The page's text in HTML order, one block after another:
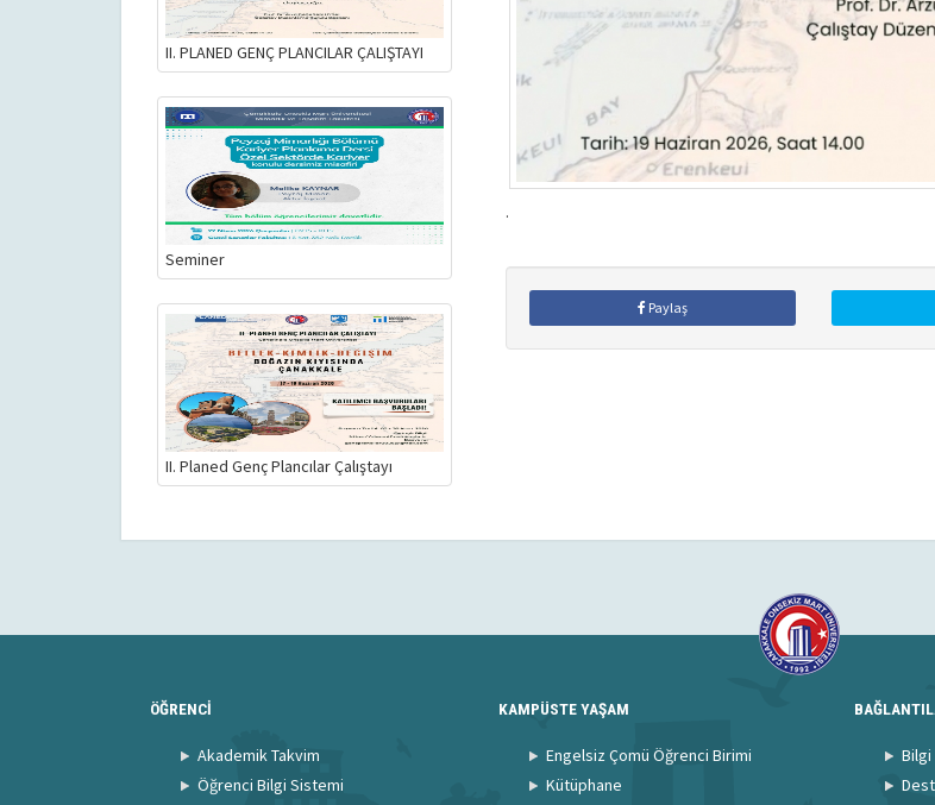
II. PLANED GENÇ PLANCILAR ÇALIŞTAYI
Seminer
II. Planed Genç Plancılar Çalıştayı
.
Paylaş
ÖĞRENCİ
Akademik Takvim
Öğrenci Bilgi Sistemi
KAMPÜSTE YAŞAM
Engelsiz Çomü Öğrenci Birimi
Kütüphane
Bilgi